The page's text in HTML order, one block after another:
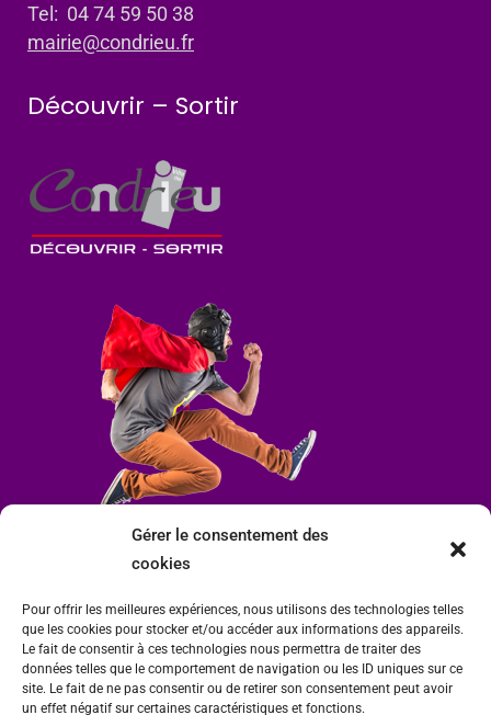
Gérer le consentement des
cookies
Pour offrir les meilleures expériences, nous utilisons des technologies telles
que les cookies pour stocker et/ou accéder aux informations des appareils.
Le fait de consentir à ces technologies nous permettra de traiter des
données telles que le comportement de navigation ou les ID uniques sur ce
site. Le fait de ne pas consentir ou de retirer son consentement peut avoir
un effet négatif sur certaines caractéristiques et fonctions.
Tel: 04 74 59 50 38
mairie@condrieu.fr
Découvrir – Sortir